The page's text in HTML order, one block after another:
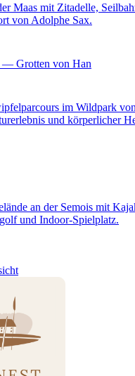
Maas mit Zitadelle,
von Adolphe Sax.
— Grotten von Han
im Wildpark
und körperlicher
an der Semois mit
und Indoor-Spielplatz.